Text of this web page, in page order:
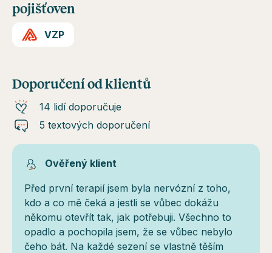
pojišťoven
VZP
Doporučení od klientů
14 lidí doporučuje
5 textových doporučení
Ověřený klient
Před první terapií jsem byla nervózní z toho,
kdo a co mě čeká a jestli se vůbec dokážu
někomu otevřít tak, jak potřebuji. Všechno to
opadlo a pochopila jsem, že se vůbec nebylo
čeho bát. Na každé sezení se vlastně těším